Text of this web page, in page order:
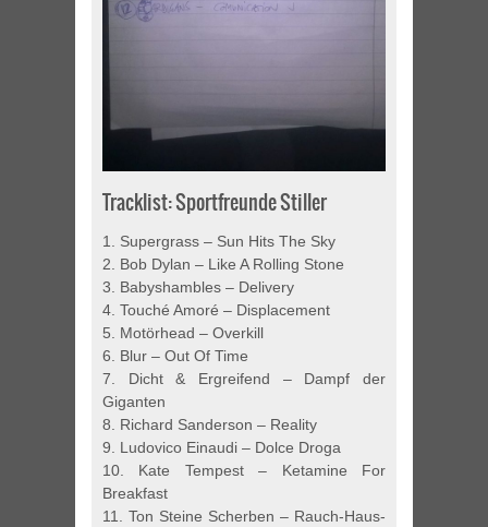
Tracklist: Sportfreunde Stiller
1. Supergrass – Sun Hits The Sky
2. Bob Dylan – Like A Rolling Stone
3. Babyshambles – Delivery
4. Touché Amoré – Displacement
5. Motörhead – Overkill
6. Blur – Out Of Time
7. Dicht & Ergreifend – Dampf der
Giganten
8. Richard Sanderson – Reality
9. Ludovico Einaudi – Dolce Droga
10. Kate Tempest – Ketamine For
Breakfast
11. Ton Steine Scherben – Rauch-Haus-